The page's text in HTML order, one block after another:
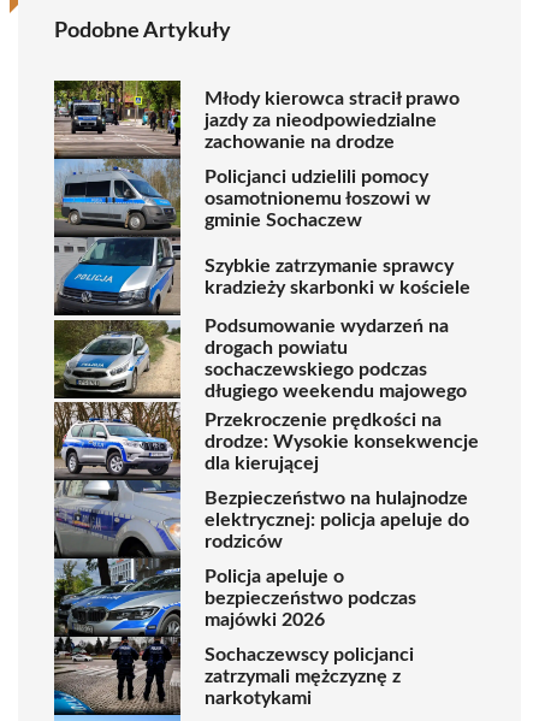
Podobne Artykuły
Młody kierowca stracił prawo
jazdy za nieodpowiedzialne
zachowanie na drodze
Policjanci udzielili pomocy
osamotnionemu łoszowi w
gminie Sochaczew
Szybkie zatrzymanie sprawcy
kradzieży skarbonki w kościele
Podsumowanie wydarzeń na
drogach powiatu
sochaczewskiego podczas
długiego weekendu majowego
Przekroczenie prędkości na
drodze: Wysokie konsekwencje
dla kierującej
Bezpieczeństwo na hulajnodze
elektrycznej: policja apeluje do
rodziców
Policja apeluje o
bezpieczeństwo podczas
majówki 2026
Sochaczewscy policjanci
zatrzymali mężczyznę z
narkotykami